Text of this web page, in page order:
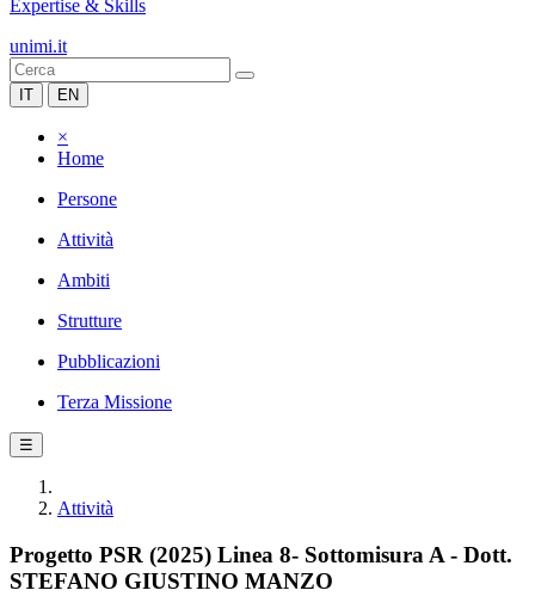
Expertise & Skills
unimi.it
IT EN
×
Home
Persone
Attività
Ambiti
Strutture
Pubblicazioni
Terza Missione
☰
Attività
Progetto PSR (2025) Linea 8- Sottomisura A - Dott.
STEFANO GIUSTINO MANZO